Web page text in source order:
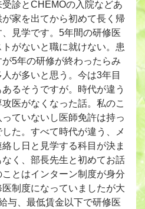
診とCHEMOの入院などあ
家を出てから初めて長く帰
見学です。5年間の研修医
がないと職に就けない。患
5年の研修が終わったらみ
が多いと思う。今は3年目
るそうですが。時代が違う
医がなくなった話。私のこ
ていないし医師免許は持っ
た。すべて時代が違う、メ
し日と見学する科目が決ま
く、部長先生と初めてお話
とはインターン制度が身分
制度になっていましたが大
与、最低賃金以下で研修医